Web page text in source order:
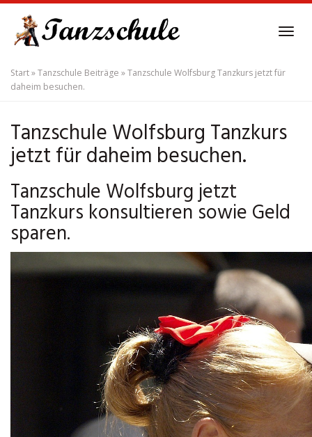
main
content
Start»Tanzschule Beiträge »Tanzschule Wolfsburg Tanzkurs jetzt für
daheim besuchen.
Tanzschule Wolfsburg Tanzkurs
jetzt für daheim besuchen.
Tanzschule Wolfsburg jetzt
Tanzkurs konsultieren sowie Geld
sparen.